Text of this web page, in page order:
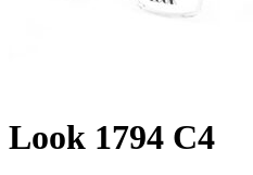
Look 1794 C4